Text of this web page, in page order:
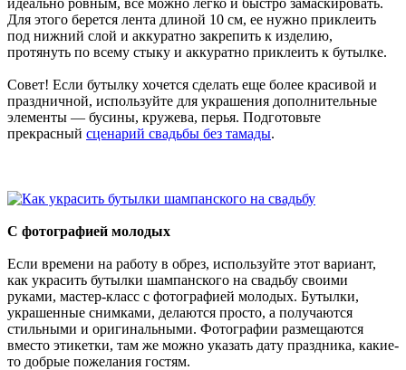
Для этого берется лента длиной 10 см, ее нужно приклеить
под нижний слой и аккуратно закрепить к изделию,
протянуть по всему стыку и аккуратно приклеить к бутылке.
Совет! Если бутылку хочется сделать еще более красивой и
праздничной, используйте для украшения дополнительные
элементы — бусины, кружева, перья. Подготовьте
прекрасный сценарий свадьбы без тамады.
С фотографией молодых
Если времени на работу в обрез, используйте этот вариант,
как украсить бутылки шампанского на свадьбу своими
руками, мастер-класс с фотографией молодых. Бутылки,
украшенные снимками, делаются просто, а получаются
стильными и оригинальными. Фотографии размещаются
вместо этикетки, там же можно указать дату праздника, какие-
то добрые пожелания гостям.